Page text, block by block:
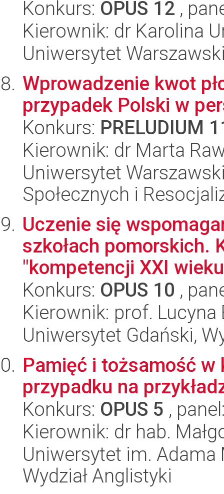
Konkurs: OPUS 12 ,
Kierownik: dr Karolina
Uniwersytet
Wprowadzenie kwot
przypadek Polski w
Konkurs: PRELUDIUM
Kierownik: dr Marta
Uniwersytet
Społecznych i
Uczenie się
szkołach pomorskich.
"kompetencji XXI
Konkurs: OPUS 10 ,
Kierownik: prof.
Uniwersytet Gdański,
Pamięć i tożsamość
przypadku na
Konkurs: OPUS 5 ,
Kierownik: dr hab.
Uniwersytet im.
Wydział Anglistyki